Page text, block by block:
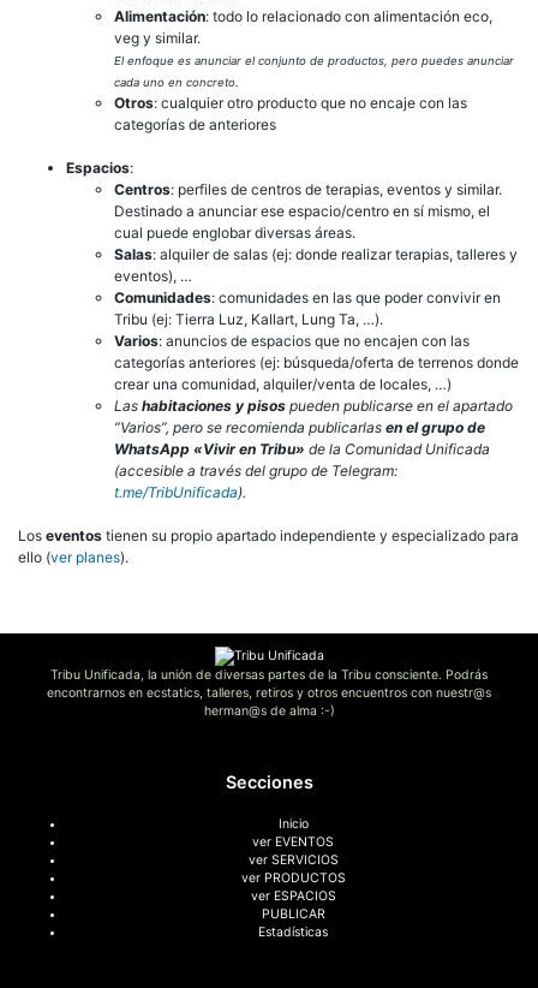
Alimentación: todo lo relacionado con alimentación eco,
veg y similar.
El enfoque es anunciar el conjunto de productos, pero puedes anunciar
cada uno en concreto.
Otros: cualquier otro producto que no encaje con las
categorías de anteriores
Espacios:
Centros: perfiles de centros de terapias, eventos y similar.
Destinado a anunciar ese espacio/centro en sí mismo, el
cual puede englobar diversas áreas.
Salas: alquiler de salas (ej: donde realizar terapias, talleres y
eventos), …
Comunidades: comunidades en las que poder convivir en
Tribu (ej: Tierra Luz, Kallart, Lung Ta, …).
Varios: anuncios de espacios que no encajen con las
categorías anteriores (ej: búsqueda/oferta de terrenos donde
crear una comunidad, alquiler/venta de locales, …)
Las habitaciones y pisos pueden publicarse en el apartado
“Varios”, pero se recomienda publicarlas en el grupo de
WhatsApp «Vivir en Tribu» de la Comunidad Unificada
(accesible a través del grupo de Telegram:
t.me/TribUnificada).
Los eventos tienen su propio apartado independiente y especializado para
ello (ver planes).
Tribu Unificada, la unión de diversas partes de la Tribu consciente. Podrás
encontrarnos en ecstatics, talleres, retiros y otros encuentros con nuestr@s
herman@s de alma :-)
Secciones
Inicio
ver EVENTOS
ver SERVICIOS
ver PRODUCTOS
ver ESPACIOS
PUBLICAR
Estadísticas